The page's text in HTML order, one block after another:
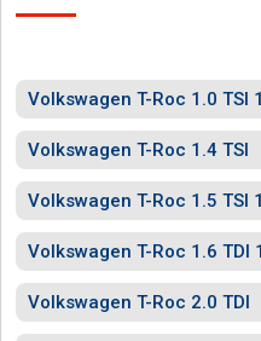
Volkswagen T-Roc 1.0 TSI
Volkswagen T-Roc 1.4 TSI
Volkswagen T-Roc 1.5 TSI
Volkswagen T-Roc 1.6 TDI
Volkswagen T-Roc 2.0 TDI